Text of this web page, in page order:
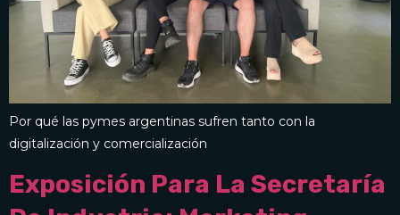
Por qué las pymes argentinas sufren tanto con la
digitalización y comercialización
Exposición Para La Secretaría